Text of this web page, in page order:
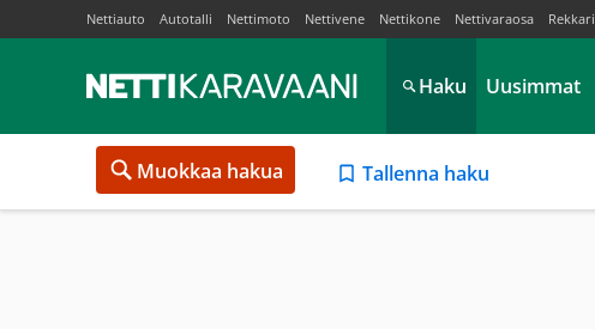
Nettiauto Autotalli Nettimoto Nettivene Nettikone Nettivaraosa Rekkari
Haku Uusimmat
Muokkaa hakua Tallenna haku